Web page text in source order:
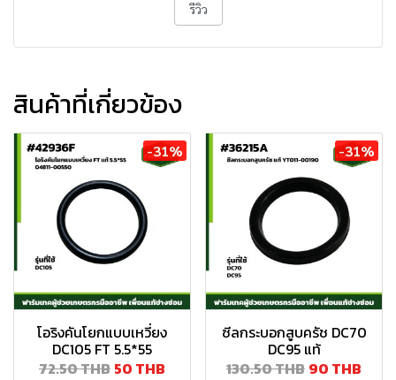
รีวิว
สินค้าที่เกี่ยวข้อง
-31%
โอริงคันโยกแบบเหวี่ยง
DC105 FT 5.5*55
72.50 THB 50 THB
-31%
ซีลกระบอกสูบครัช DC70
DC95 แท้
130.50 THB 90 THB